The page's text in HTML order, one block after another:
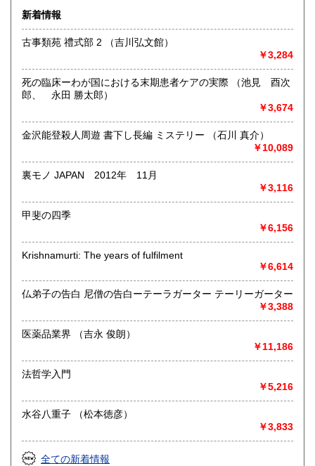
沿線名：-
最寄駅：-
営業時間：-
定休日：-
書籍の買取について
-
取り扱い分野
総記、哲学宗教、歴史、社会科学、自然科学、美術工芸、国
語国文、外国文学、古典籍、近代文献、趣味、外国書、サブ
カルチャー、古書一般（その他）
書籍全般
新着情報
古事類苑 禮式部 2 （吉川弘文館）
￥3,284
死の臨床ーわが国における末期患者ケアの実際 （池見 酉次
郎、 永田 勝太郎）
￥3,674
金沢能登殺人周遊 書下し長編 ミステリー （石川 真介）
￥10,089
裏モノ JAPAN 2012年 11月
￥3,116
甲斐の四季
￥6,156
Krishnamurti: The years of fulfilment
￥6,614
仏弟子の告白 尼僧の告白ーテーラガーター テーリーガーター
￥3,388
医薬品業界 （吉永 俊朗）
￥11,186
法哲学入門
￥5,216
水谷八重子 （松本徳彦）
￥3,833
全ての新着情報